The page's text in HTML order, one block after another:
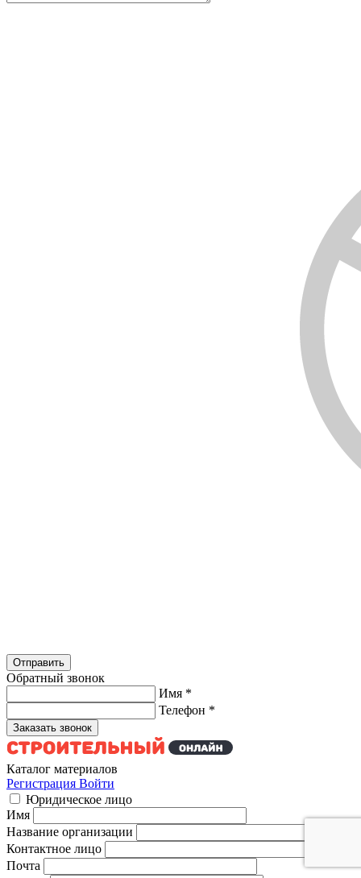
Обратный звонок
Имя *
Телефон *
Каталог материалов
Регистрация Войти
Юридическое лицо
Имя
Название организации
Контактное лицо
Почта